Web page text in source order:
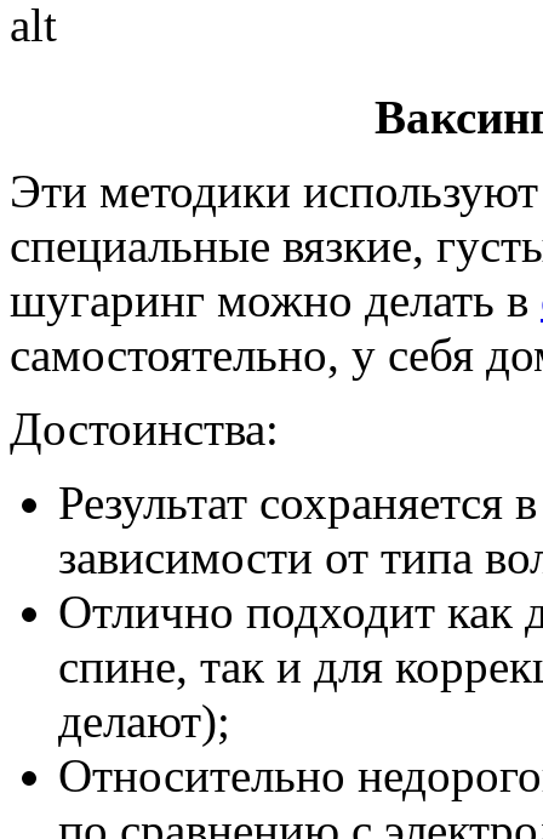
Эти методики
специальные вязкие,
шугаринг можно делать в
самостоятельно, у себя
Достоинства:
Результат сохраняется
зависимости от типа
Отлично подходит как
спине, так и для
делают);
Относительно